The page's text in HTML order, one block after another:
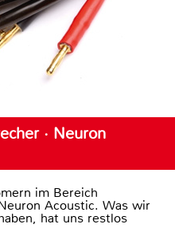
· Neuron
im Bereich
Acoustic. Was wir
hat uns restlos